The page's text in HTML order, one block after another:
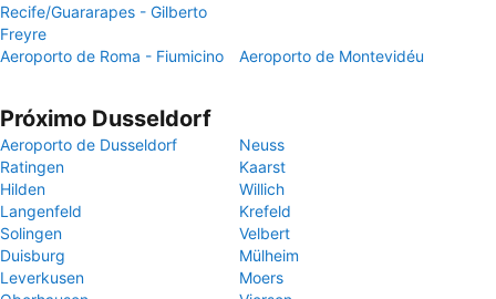
Recife/Guararapes - Gilberto
Freyre
Aeroporto de Roma - Fiumicino Aeroporto de Montevidéu
Próximo Dusseldorf
Aeroporto de Dusseldorf
Neuss
Ratingen
Kaarst
Hilden
Willich
Langenfeld
Krefeld
Solingen
Velbert
Duisburg
Mülheim
Leverkusen
Moers